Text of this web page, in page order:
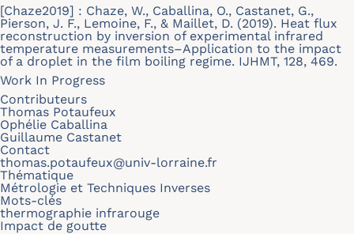
[Chaze2019] : Chaze, W., Caballina, O., Castanet, G.,
Pierson, J. F., Lemoine, F., & Maillet, D. (2019). Heat flux
reconstruction by inversion of experimental infrared
temperature measurements–Application to the impact
of a droplet in the film boiling regime. IJHMT, 128, 469.
Work In Progress
Contributeurs
Thomas Potaufeux
Ophélie Caballina
Guillaume Castanet
Contact
thomas.potaufeux@univ-lorraine.fr
Thématique
Métrologie et Techniques Inverses
Mots-clés
thermographie infrarouge
Impact de goutte